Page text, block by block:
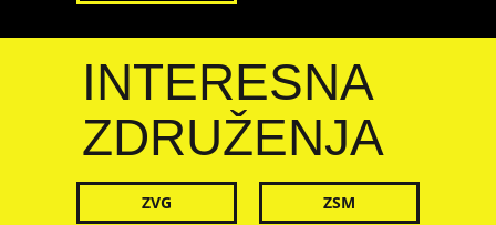
INTERESNA
ZDRUŽENJA
ZVG ZSM